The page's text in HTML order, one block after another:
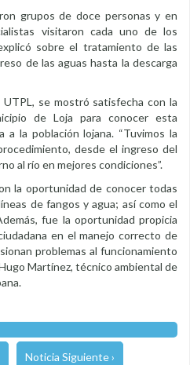
grupos de doce personas y en
visitaron cada uno de los
sobre el tratamiento de las
de las aguas hasta la descarga
se mostró satisfecha con la
de Loja para conocer esta
la población lojana. “Tuvimos la
desde el ingreso del
al río en mejores condiciones”.
la oportunidad de conocer todas
de fangos y agua; así como el
fue la oportunidad propicia
en el manejo correcto de
problemas al funcionamiento
Martínez, técnico ambiental de
Noticia Siguiente ›